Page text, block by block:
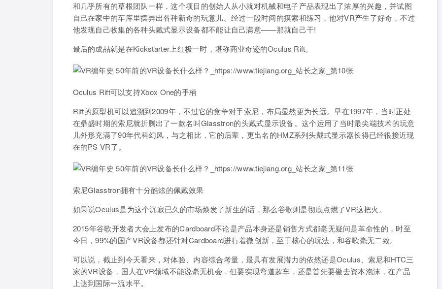
和几乎所有的草根团队一样，这个项目的创始人从小就对机械和电子产品表现出了浓厚的兴趣，并试图
自己在家中的车库里摆弄出各种新奇的玩意儿。经过一段时间的摸索和练习，他对VR产生了好奇，不过
他发现自己收集的各种头戴式显示设备都不能让自己满意——那就自己干!
最后的成品就是在Kickstarter上红极一时，堪称商业奇迹的Oculus Rift。
Oculus Rift可以支持Xbox One的手柄
Rift的原型机可以追溯到2009年，不过它的竞争对手索尼，布局显然更为长远。早在1997年，当时正处
在鼎盛时期的索尼就折腾出了一款名叫Glasstron的头戴式显示设备。这个运用了当时最尖端技术的玩意
儿外形充满了90年代科幻风，与之相比，它的后辈，更出名的HMZ系列头戴式显示器长得已经很接近现
在的PS VR了。
索尼Glasstron拥有十分酷炫的佩戴效果
如果说Oculus是为这个沉寂已久的市场焕发了新生的话，那么谷歌则是彻底点燃了VR这把火。
2015年谷歌开发者大会上发布的Cardboard不论是产品本身还是销售方式都毫无疑问是革命性的，时至
今日，99%的国产VR设备都还针对Cardboard进行着微创新，至于核心的玩法，和谷歌毫无二致。
可以说，截止到今天看来，对体验、内容综合考量，最具有发展潜力的依然还是Oculus、索尼和HTC三
家的VR设备，国人在VR领域不能说毫无机会，但要实现弯道超车，还是首先要撇去资本泡沫，在产品
上达到国际一流水平。